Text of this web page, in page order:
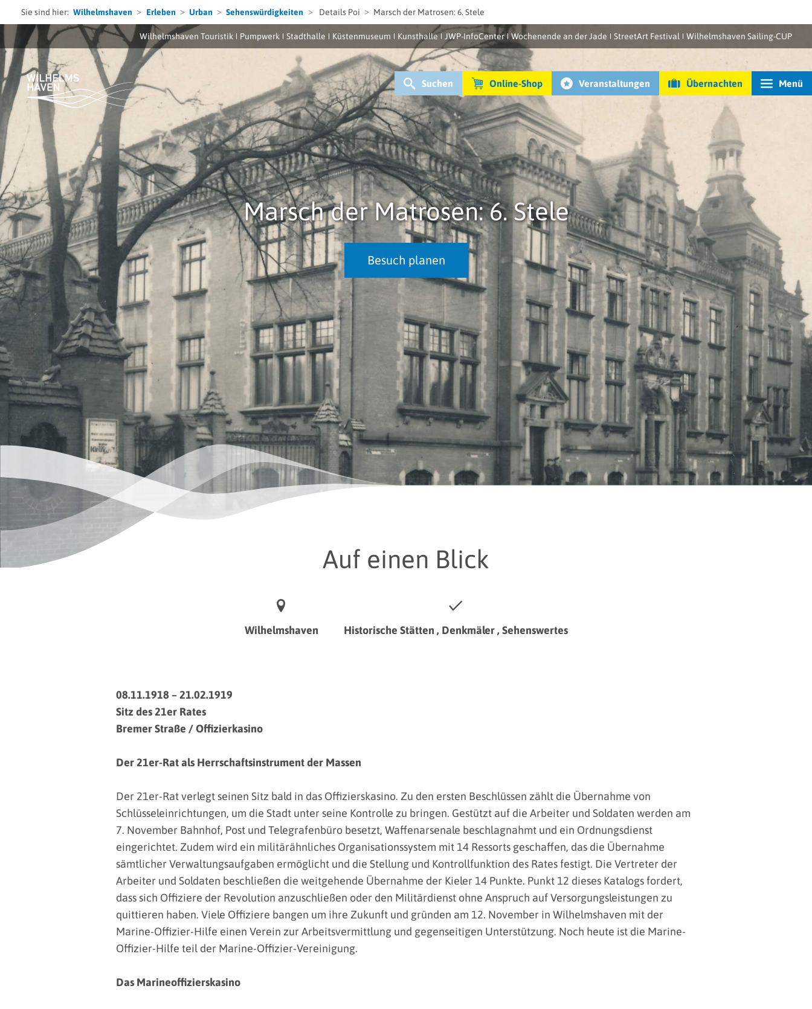
Sie sind hier: Wilhelmshaven Erleben Urban Sehenswürdigkeiten Details Poi Marsch der Matrosen: 6. Stele
Wilhelmshaven Touristik Pumpwerk Stadthalle Küstenmuseum Kunsthalle JWP-InfoCenter Wochenende an der Jade StreetArt Festival Wilhelmshaven Sailing-CUP
Suchen Online-Shop Veranstaltungen Übernachten Menü
Marsch der Matrosen: 6. Stele
Besuch planen
Auf einen Blick
Wilhelmshaven Historische Stätten , Denkmäler , Sehenswertes
08.11.1918 – 21.02.1919
Sitz des 21er Rates
Bremer Straße / Offizierkasino
Der 21er-Rat als Herrschaftsinstrument der Massen
Der 21er-Rat verlegt seinen Sitz bald in das Offizierskasino. Zu den ersten Beschlüssen zählt die Übernahme von
Schlüsseleinrichtungen, um die Stadt unter seine Kontrolle zu bringen. Gestützt auf die Arbeiter und Soldaten werden am
7. November Bahnhof, Post und Telegrafenbüro besetzt, Waffenarsenale beschlagnahmt und ein Ordnungsdienst
eingerichtet. Zudem wird ein militärähnliches Organisationssystem mit 14 Ressorts geschaffen, das die Übernahme
sämtlicher Verwaltungsaufgaben ermöglicht und die Stellung und Kontrollfunktion des Rates festigt. Die Vertreter der
Arbeiter und Soldaten beschließen die weitgehende Übernahme der Kieler 14 Punkte. Punkt 12 dieses Katalogs fordert,
dass sich Offiziere der Revolution anzuschließen oder den Militärdienst ohne Anspruch auf Versorgungsleistungen zu
quittieren haben. Viele Offiziere bangen um ihre Zukunft und gründen am 12. November in Wilhelmshaven mit der
Marine-Offizier-Hilfe einen Verein zur Arbeitsvermittlung und gegenseitigen Unterstützung. Noch heute ist die Marine-
Offizier-Hilfe teil der Marine-Offizier-Vereinigung.
Das Marineoffizierskasino